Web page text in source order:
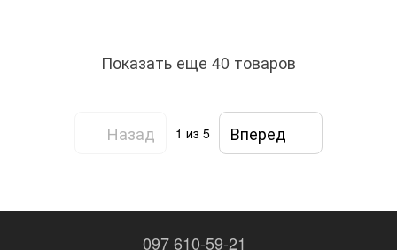
Показать еще 40 товаров
Назад 1 из 5 Вперед
097 610-59-21